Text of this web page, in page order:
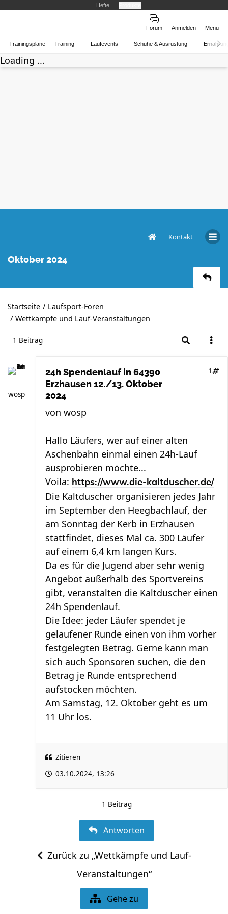
Hefte
Forum Anmelden Menü
Trainingspläne Training Laufevents Schuhe & Ausrüstung
Loading ...
Kontakt
Oktober 2024
Startseite
Laufsport-Foren
Wettkämpfe und Lauf-Veranstaltungen
1 Beitrag
wosp
24h Spendenlauf in 64390
Erzhausen 12./13. Oktober
2024
1
von wosp
Hallo Läufers, wer auf einer alten
Aschenbahn einmal einen 24h-Lauf
ausprobieren möchte...
Voila: https://www.die-kaltduscher.de/
Die Kaltduscher organisieren jedes Jahr
im September den Heegbachlauf, der
am Sonntag der Kerb in Erzhausen
stattfindet, dieses Mal ca. 300 Läufer
auf einem 6,4 km langen Kurs.
Da es für die Jugend aber sehr wenig
Angebot außerhalb des Sportvereins
gibt, veranstalten die Kaltduscher einen
24h Spendenlauf.
Die Idee: jeder Läufer spendet je
gelaufener Runde einen von ihm vorher
festgelegten Betrag. Gerne kann man
sich auch Sponsoren suchen, die den
Betrag je Runde entsprechend
aufstocken möchten.
Am Samstag, 12. Oktober geht es um
11 Uhr los.
Zitieren
03.10.2024, 13:26
1 Beitrag
Antworten
Zurück zu „Wettkämpfe und Lauf-
Veranstaltungen“
Gehe zu